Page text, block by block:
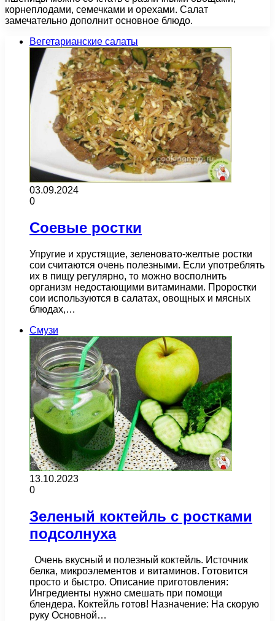
корнеплодами, семечками и орехами. Салат
замечательно дополнит основное блюдо.
Вегетарианские салаты
03.09.2024
0
Соевые ростки
Упругие и хрустящие, зеленовато-желтые ростки
сои считаются очень полезными. Если употреблять
их в пищу регулярно, то можно восполнить
организм недостающими витаминами. Проростки
сои используются в салатах, овощных и мясных
блюдах,…
Смузи
13.10.2023
0
Зеленый коктейль с ростками
подсолнуха
Очень вкусный и полезный коктейль. Источник
белка, микроэлементов и витаминов. Готовится
просто и быстро. Описание приготовления:
Ингредиенты нужно смешать при помощи
блендера. Коктейль готов! Назначение: На скорую
руку Основной…